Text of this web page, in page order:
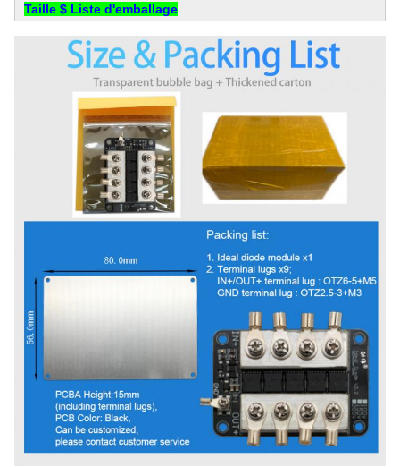
Taille $ Liste d'emballage